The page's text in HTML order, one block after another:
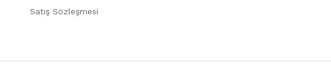
Satış Sözleşmesi